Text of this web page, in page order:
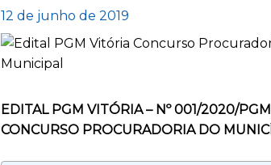
12 de junho de 2019
EDITAL PGM VITÓRIA – Nº 001/2020/
CONCURSO PROCURADORIA DO